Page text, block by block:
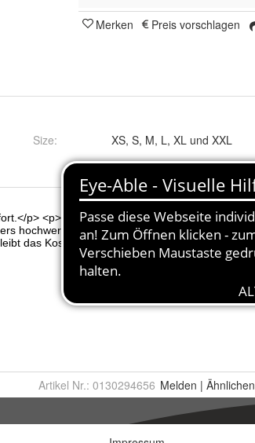
Merken Preis vorschlagen
Size: XS, S, M, L, XL und XXL
Artikel Nr.: 0130294656 Melden | Ähnlichen